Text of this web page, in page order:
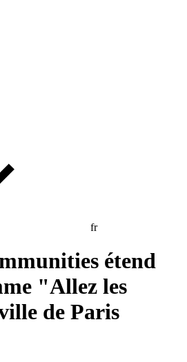
fr
étend
"Allez les
de Paris